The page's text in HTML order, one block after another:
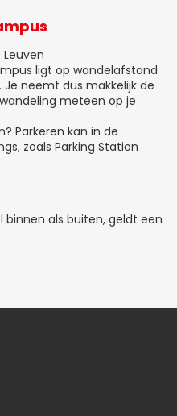
Leuven
ligt op wandelafstand
neemt dus makkelijk de
meteen op je
Parkeren kan in de
zoals Parking Station
binnen als buiten, geldt een